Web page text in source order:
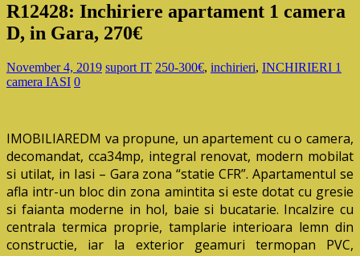
R12428: Inchiriere apartament 1 camera
D, in Gara, 270€
November 4, 2019 suport IT 250-300€, inchirieri, INCHIRIERI 1
camera IASI 0
IMOBILIAREDM va propune, un apartement cu o camera,
decomandat, cca34mp, integral renovat, modern mobilat
si utilat, in Iasi – Gara zona “statie CFR”. Apartamentul se
afla intr-un bloc din zona amintita si este dotat cu gresie
si faianta moderne in hol, baie si bucatarie. Incalzire cu
centrala termica proprie, tamplarie interioara lemn din
constructie, iar la exterior geamuri termopan PVC,